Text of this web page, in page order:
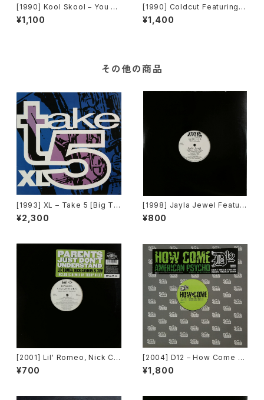
[1990] Kool Skool – You Ca
n't Buy My Love [Capitol R
ecords]
¥1,100
[1990] Coldcut Featuring Q
ueen Latifah – Find A Way
[Ahead Of Our Time / Big L
¥1,400
その他の商品
[1993] XL – Take 5 [Big Ti
me International]
¥2,300
[1998] Jayla Jewel Featuri
ng Grand Puba – I Like Wh
at U Do To Me (Remix) [Str
¥800
[2001] Lil' Romeo, Nick Ca
nnon & 3LW – Parents Just
Don't Understand [Jive, Ni
¥700
[2004] D12 – How Come /
American Psycho [Shady R
ecords][PROMO]
¥1,800